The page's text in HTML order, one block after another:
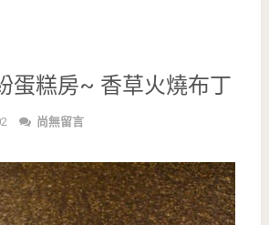
蛋糕房~ 香草火燒布丁
尚無留言